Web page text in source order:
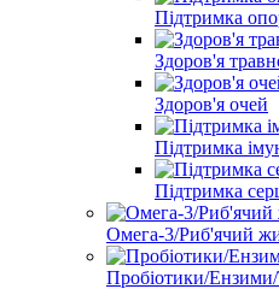
Підтримка
Здоров'я
Здоров'я очей
Підтримка
Підтримка
Омега-3/Риб'ячий
Пробіотики/